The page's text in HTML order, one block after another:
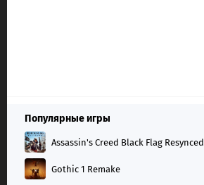
Популярные игры
Assassin's Creed Black Flag Resynced
Gothic 1 Remake